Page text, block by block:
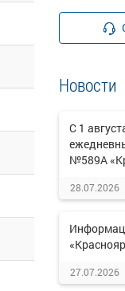
Новости
С 1
№589А
28.07.2026
27.07.2026